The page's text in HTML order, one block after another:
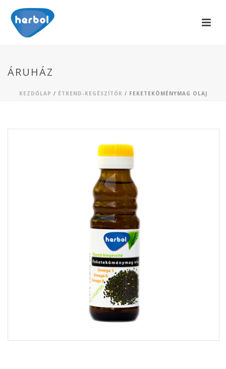
ÁRUHÁZ
KEZDŐLAP / ÉTREND-KEGÉSZÍTŐK / FEKETEKÖMÉNYMAG OLAJ